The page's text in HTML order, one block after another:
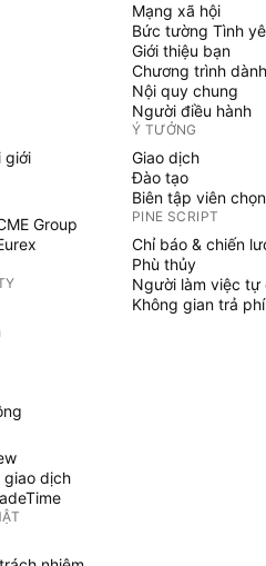
giới
Group
giao dịch
Mạng xã hội
Bức tường Tình
Giới thiệu bạn
Chương trình
Nội quy chung
Người điều hành
Ý TƯỞNG
Giao dịch
Đào tạo
Biên tập viên chọn
PINE SCRIPT
Chỉ báo & chiến
Phù thủy
Người làm việc tự
Không gian trả phí